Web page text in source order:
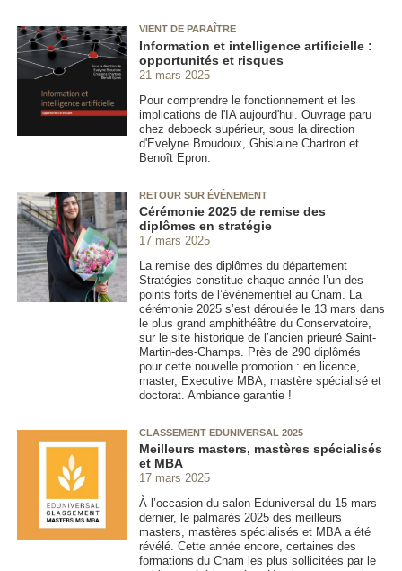
VIENT DE PARAÎTRE
Information et intelligence artificielle :
opportunités et risques
21 mars 2025
Pour comprendre le fonctionnement et les
implications de l'IA aujourd'hui. Ouvrage paru
chez deboeck supérieur, sous la direction
d'Evelyne Broudoux, Ghislaine Chartron et
Benoît Epron.
RETOUR SUR ÉVÉNEMENT
Cérémonie 2025 de remise des
diplômes en stratégie
17 mars 2025
La remise des diplômes du département
Stratégies constitue chaque année l’un des
points forts de l’événementiel au Cnam. La
cérémonie 2025 s’est déroulée le 13 mars dans
le plus grand amphithéâtre du Conservatoire,
sur le site historique de l’ancien prieuré Saint-
Martin-des-Champs. Près de 290 diplômés
pour cette nouvelle promotion : en licence,
master, Executive MBA, mastère spécialisé et
doctorat. Ambiance garantie !
CLASSEMENT EDUNIVERSAL 2025
Meilleurs masters, mastères spécialisés
et MBA
17 mars 2025
À l’occasion du salon Eduniversal du 15 mars
dernier, le palmarès 2025 des meilleurs
masters, mastères spécialisés et MBA a été
révélé. Cette année encore, certaines des
formations du Cnam les plus sollicitées par le